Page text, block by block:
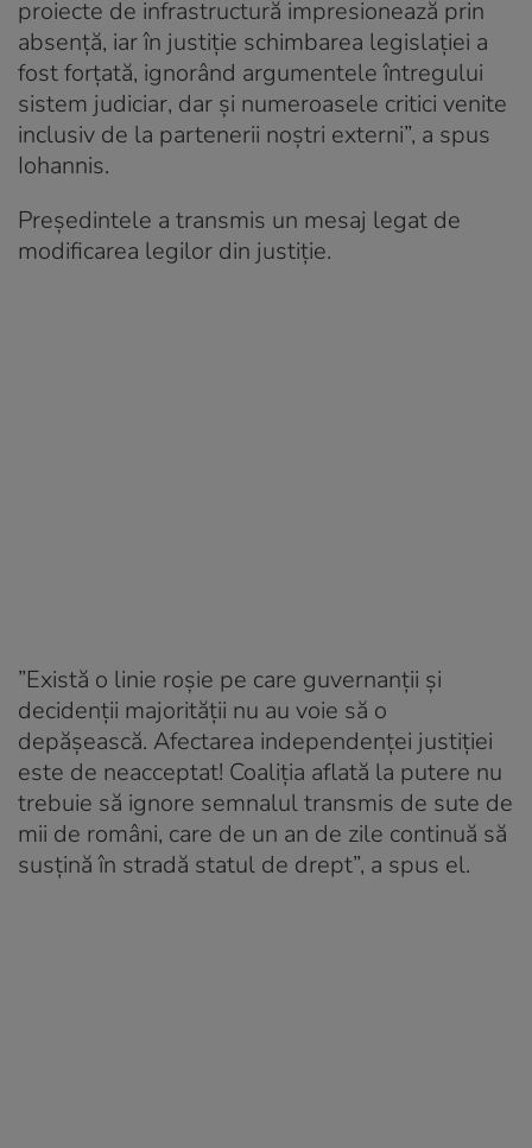
proiecte de infrastructură impresionează prin
absență, iar în justiție schimbarea legislației a
fost forțată, ignorând argumentele întregului
sistem judiciar, dar și numeroasele critici venite
inclusiv de la partenerii noștri externi”, a spus
Iohannis.
Președintele a transmis un mesaj legat de
modificarea legilor din justiție.
”Există o linie roșie pe care guvernanții și
decidenții majorității nu au voie să o
depășească. Afectarea independenței justiției
este de neacceptat! Coaliția aflată la putere nu
trebuie să ignore semnalul transmis de sute de
mii de români, care de un an de zile continuă să
susțină în stradă statul de drept”, a spus el.